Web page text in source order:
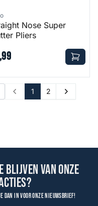
Nose Super
Pliers
,99
Prev 1 2 Next
blijven van onze
dan in voor onze nieuwsbrief!